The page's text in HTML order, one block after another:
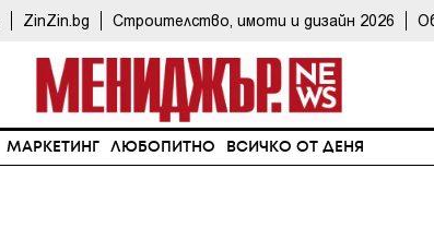
ZinZin.bg Строителство, имоти и дизайн 2026
МАРКЕТИНГ ЛЮБОПИТНО ВСИЧКО ОТ ДЕНЯ